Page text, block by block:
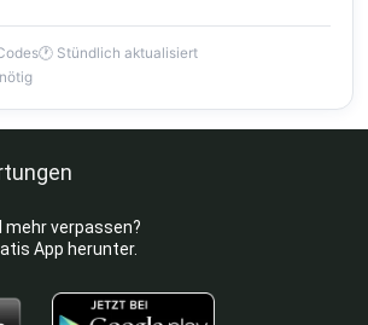
🕐 Stündlich aktualisiert
mehr verpassen?
App herunter.